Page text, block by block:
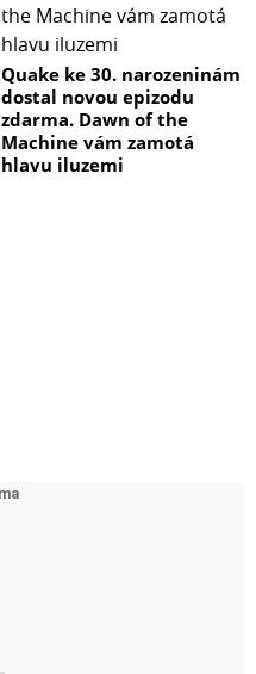
Quake ke 30. narozeninám
dostal novou epizodu
zdarma. Dawn of the
Machine vám zamotá
hlavu iluzemi